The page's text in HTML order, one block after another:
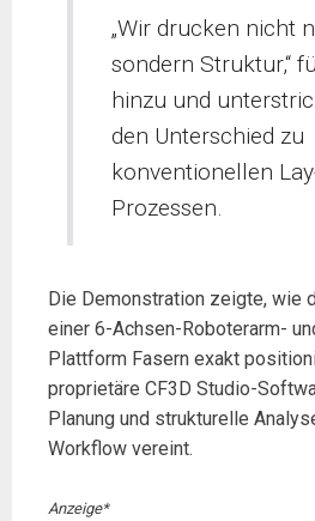
„Wir drucken nicht
sondern Struktur,“
hinzu und
den Unterschied zu
konventionellen
Prozessen.
Die Demonstration zeigte, wie
einer 6-Achsen-Roboterarm-
Plattform Fasern exakt
proprietäre CF3D Studio-
Planung und strukturelle
Workflow vereint.
Anzeige*